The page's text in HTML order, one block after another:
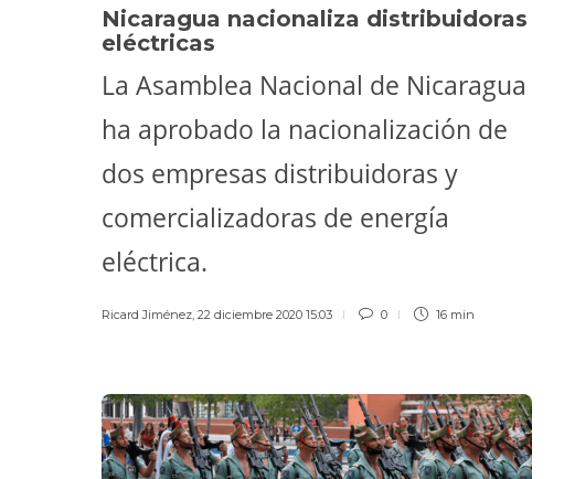
Nicaragua nacionaliza distribuidoras
eléctricas
La Asamblea Nacional de Nicaragua
ha aprobado la nacionalización de
dos empresas distribuidoras y
comercializadoras de energía
eléctrica.
Ricard Jiménez 22 diciembre 2020 15:03 0 16 min